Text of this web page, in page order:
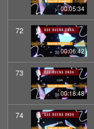
00:05:34
72
00:06:42
73
00:18:48
74